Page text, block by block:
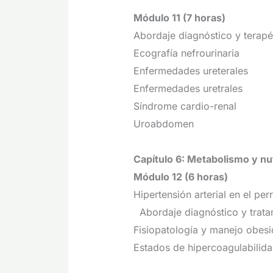
Módulo 11 (7 horas)
Abordaje diagnóstico y
Ecografía nefrourinaria
Enfermedades ureterales
Enfermedades uretrales
Síndrome cardio-renal
Uroabdomen
Capítulo 6: Metabolismo y
Módulo 12 (6 horas)
Hipertensión arterial en el
Abordaje diagnóstico y
Fisiopatología y manejo
Estados de